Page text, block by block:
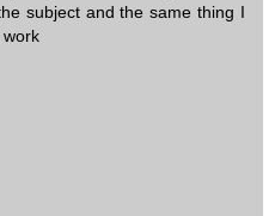
subject and the same thing I
work